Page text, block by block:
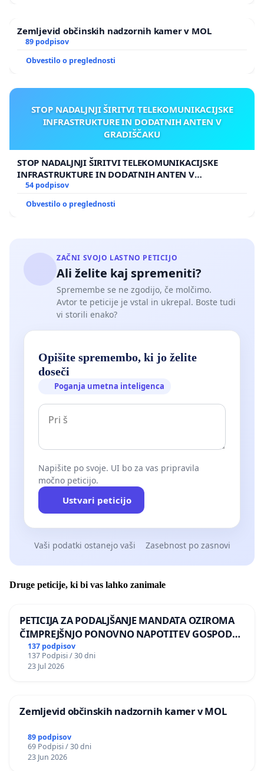
Zemljevid občinskih nadzornih kamer v MOL
89 podpisov
Obvestilo o preglednosti
STOP NADALJNJI ŠIRITVI TELEKOMUNIKACIJSKE
INFRASTRUKTURE IN DODATNIH ANTEN V
GRADIŠČAKU
STOP NADALJNJI ŠIRITVI TELEKOMUNIKACIJSKE
INFRASTRUKTURE IN DODATNIH ANTEN V
GRADIŠČAKU
54 podpisov
Obvestilo o preglednosti
ZAČNI SVOJO LASTNO PETICIJO
Ali želite kaj spremeniti?
Spremembe se ne zgodijo, če molčimo.
Avtor te peticije je vstal in ukrepal. Boste tudi
vi storili enako?
Opišite spremembo, ki jo želite
doseči
Poganja umetna inteligenca
Napišite po svoje. UI bo za vas pripravila
močno peticijo.
Ustvari peticijo
Vaši podatki ostanejo vaši Zasebnost po zasnovi
Druge peticije, ki bi vas lahko zanimale
PETICIJA ZA PODALJŠANJE MANDATA OZIROMA
ČIMPREJŠNJO PONOVNO NAPOTITEV GOSPODA
BERNARDA ŠRAJNERJA NA VELEPOSLANIŠTVO
REPUBLIKE SLOVENIJE V MOSKVI
137 podpisov
137 Podpisi / 30 dni
23 Jul 2026
Zemljevid občinskih nadzornih kamer v MOL
89 podpisov
69 Podpisi / 30 dni
23 Jun 2026